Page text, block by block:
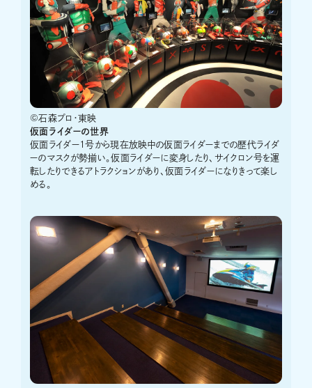
©石森プロ・東映
仮面ライダーの世界
仮面ライダー1号から現在放映中の仮面ライダーまでの歴代ライダ
ーのマスクが勢揃い。仮面ライダーに変身したり、サイクロン号を運
転したりできるアトラクションがあり、仮面ライダーになりきって楽し
める。